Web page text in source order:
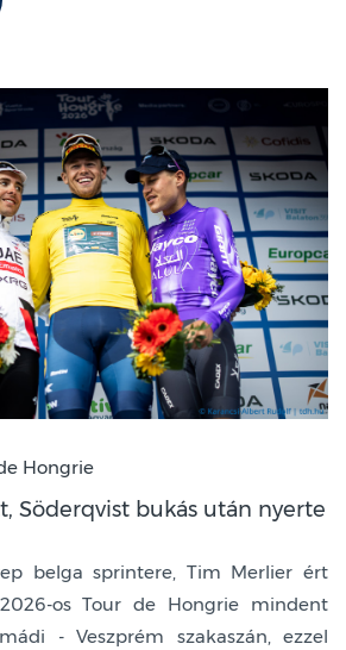
Hongrie
Söderqvist bukás után nyerte
belga sprintere, Tim Merlier ért
os Tour de Hongrie mindent
- Veszprém szakaszán, ezzel